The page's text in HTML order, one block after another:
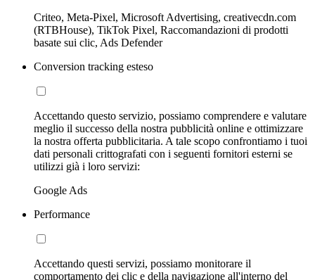
Criteo, Meta-Pixel, Microsoft Advertising, creativecdn.com
(RTBHouse), TikTok Pixel, Raccomandazioni di prodotti
basate sui clic, Ads Defender
Conversion tracking esteso
Accettando questo servizio, possiamo comprendere e valutare
meglio il successo della nostra pubblicità online e ottimizzare
la nostra offerta pubblicitaria. A tale scopo confrontiamo i tuoi
dati personali crittografati con i seguenti fornitori esterni se
utilizzi già i loro servizi:
Google Ads
Performance
Accettando questi servizi, possiamo monitorare il
comportamento dei clic e della navigazione all'interno del